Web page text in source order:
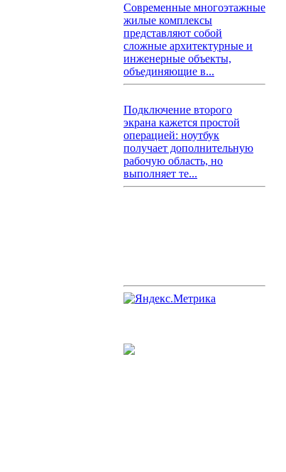
Современные многоэтажные
жилые комплексы
представляют собой
сложные архитектурные и
инженерные объекты,
объединяющие в...
Подключение второго
экрана кажется простой
операцией: ноутбук
получает дополнительную
рабочую область, но
выполняет те...